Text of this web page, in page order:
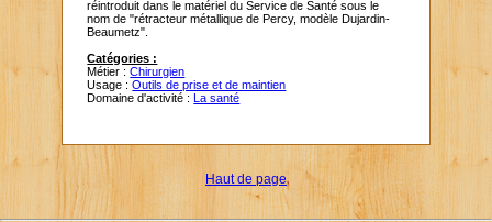
réintroduit dans le matériel du Service de Santé sous le
nom de "rétracteur métallique de Percy, modèle Dujardin-
Beaumetz".
Catégories :
Métier :Chirurgien
Usage :Outils de prise et de maintien
Domaine d'activité :La santé
Haut de page